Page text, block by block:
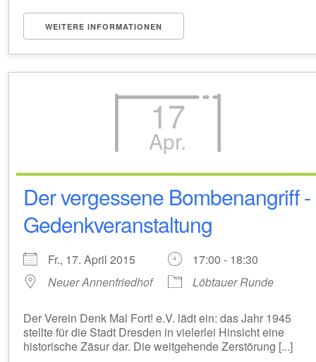
WEITERE INFORMATIONEN
17
Apr.
Der vergessene Bombenangriff -
Gedenkveranstaltung
Fr., 17. April 2015
17:00 - 18:30
Neuer Annenfriedhof
Löbtauer Runde
Der Verein Denk Mal Fort! e.V. lädt ein: das Jahr 1945
stellte für die Stadt Dresden in vielerlei Hinsicht eine
historische Zäsur dar. Die weitgehende Zerstörung [...]